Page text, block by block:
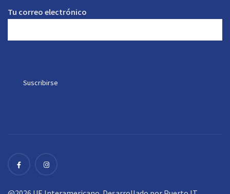
Tu correo electrónico